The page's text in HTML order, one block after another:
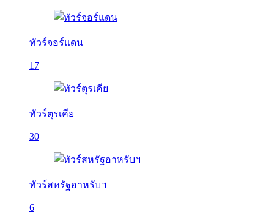
ทัวร์จอร์แดน
17
ทัวร์ตุรเคีย
30
ทัวร์สหรัฐอาหรับฯ
6